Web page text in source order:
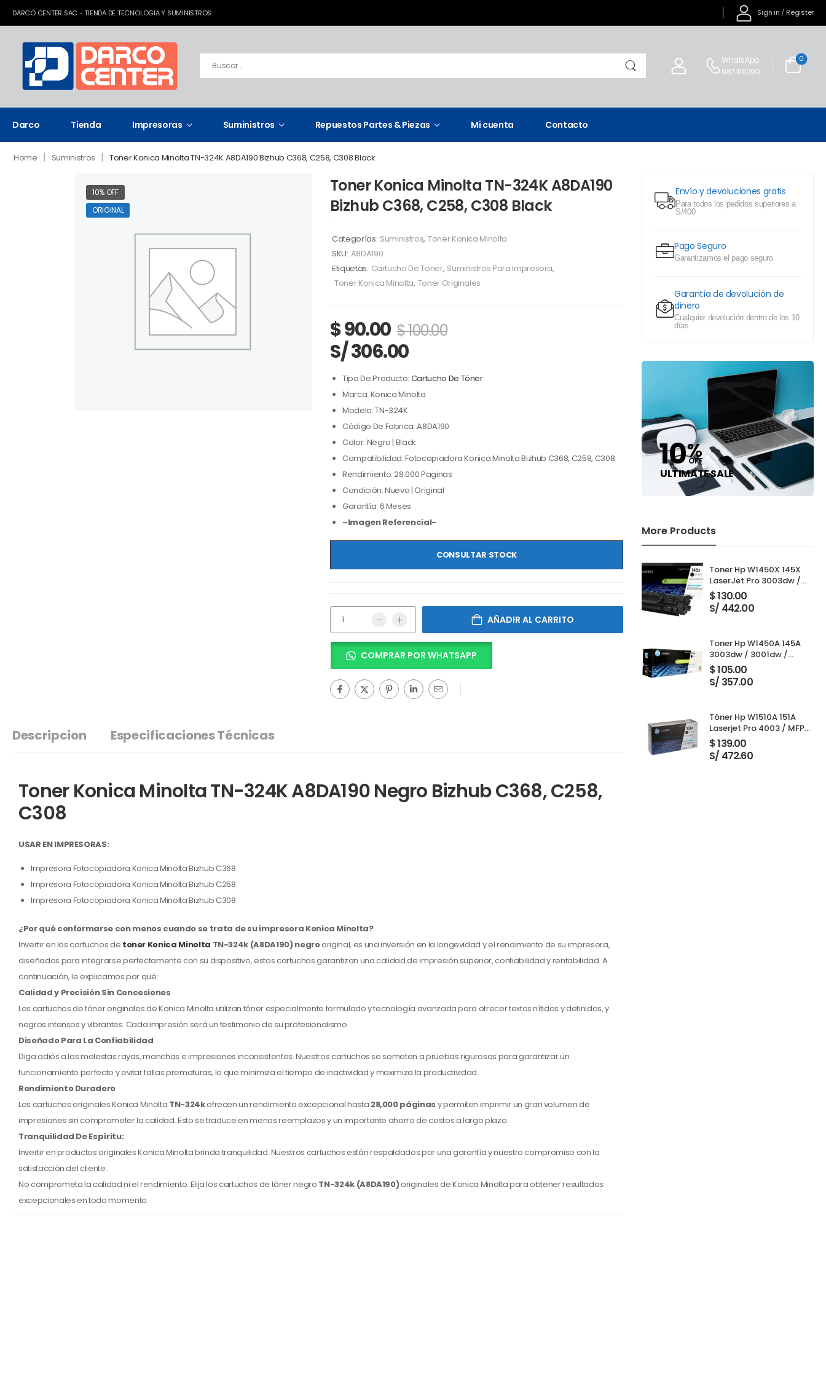
DARCO CENTER SAC - TIENDA DE TECNOLOGIA Y SUMINISTROS Sign in / Register
WhatsApp
987419290
0
Darco Tienda Impresoras Suministros Repuestos Partes & Piezas Mi cuenta Contacto
Home | Suministros | Toner Konica Minolta TN-324K A8DA190 Bizhub C368, C258, C308 Black
Envío y devoluciones gratis
Para todos los pedidos superiores a
S/400
Pago Seguro
Garantizamos el pago seguro
Garantía de devolución de
dinero
Cualquier devolución dentro de los 10
días
10%
OFF
ULTIMATE SALE
More Products
Toner Hp W1450X 145X
LaserJet Pro 3003dw /
3001dw / 3001dwe /
3101fdw / 3103fdw Black
$130.00
S/ 442.00
Toner Hp W1450A 145A
3003dw / 3001dw /
3001dwe / 3101fdw /
3103fdw Black 1,700
Paginas
$105.00
S/ 357.00
Tóner Hp W1510A 151A
Laserjet Pro 4003 / MFP
4103 Black 3,050 Páginas
$139.00
S/ 472.60
10% OFF
ORIGINAL
Toner Konica Minolta TN-324K A8DA190
Bizhub C368, C258, C308 Black
Categorías: Suministros, Toner Konica Minolta
SKU: A8DA190
Etiquetas: Cartucho De Toner, Suministros Para Impresora,
Toner Konica Minolta, Toner Originales
$90.00 $100.00
S/ 306.00
Tipo De Producto: Cartucho De Tóner
Marca: Konica Minolta
Modelo: TN-324K
Código De Fabrica: A8DA190
Color: Negro | Black
Compatibilidad: Fotocopiadora Konica Minolta Bizhub C368, C258, C308
Rendimiento: 28.000 Paginas
Condición: Nuevo | Original
Garantía: 6 Meses
–Imagen Referencial–
CONSULTAR STOCK
AÑADIR AL CARRITO
COMPRAR POR WHATSAPP
Descripcion Especificaciones Técnicas
Toner Konica Minolta TN-324K A8DA190 Negro Bizhub C368, C258,
C308
USAR EN IMPRESORAS:
Impresora Fotocopiadora Konica Minolta Bizhub C368
Impresora Fotocopiadora Konica Minolta Bizhub C258
Impresora Fotocopiadora Konica Minolta Bizhub C308
¿Por qué conformarse con menos cuando se trata de su impresora Konica Minolta?
Invertir en los cartuchos de toner Konica Minolta TN-324k (A8DA190) negrooriginal, es una inversión en la longevidad y el rendimiento de su impresora,
diseñados para integrarse perfectamente con su dispositivo, estos cartuchos garantizan una calidad de impresión superior, confiabilidad y rentabilidad. A
continuación, le explicamos por qué:
Calidad y Precisión Sin Concesiones
Los cartuchos de tóner originales de Konica Minolta utilizan tóner especialmente formulado y tecnología avanzada para ofrecer textos nítidos y definidos, y
negros intensos y vibrantes. Cada impresión será un testimonio de su profesionalismo.
Diseñado Para La Confiabilidad
Diga adiós a las molestas rayas, manchas e impresiones inconsistentes. Nuestros cartuchos se someten a pruebas rigurosas para garantizar un
funcionamiento perfecto y evitar fallas prematuras, lo que minimiza el tiempo de inactividad y maximiza la productividad.
Rendimiento Duradero
Los cartuchos originales Konica Minolta TN-324kofrecen un rendimiento excepcional hasta 28,000 páginas y permiten imprimir un gran volumen de
impresiones sin comprometer la calidad. Esto se traduce en menos reemplazos y un importante ahorro de costos a largo plazo.
Tranquilidad De Espíritu:
Invertir en productos originales Konica Minolta brinda tranquilidad. Nuestros cartuchos están respaldados por una garantía y nuestro compromiso con la
satisfacción del cliente.
No comprometa la calidad ni el rendimiento. Elija los cartuchos de tóner negro TN-324k (A8DA190)originales de Konica Minolta para obtener resultados
excepcionales en todo momento.